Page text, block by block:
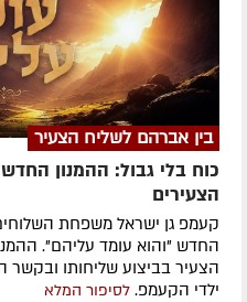
בין אברהם לשליח הצעיר
כוח בלי גבול: ההמנון
הצעירים
קעמפ גן ישראל משפחת
החדש "והוא עומד עליהם".
הצעיר בביצוע שליחותו ובקשר
ילדי הקעמפ. לסיפור המלא